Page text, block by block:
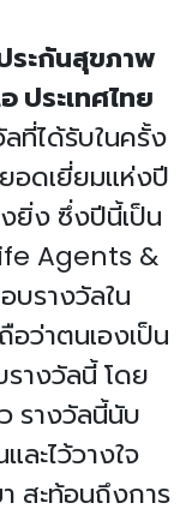
ะกันสุขภาพ
ประเทศไทย
ที่ได้รับในครั้ง
อดเยี่ยมแห่งปี
ยิ่ง ซึ่งปีนี้เป็น
Agents &
รางวัลใน
ว่าตนเองเป็น
างวัลนี้ โดย
รางวัลนี้นับ
ละไว้วางใจ
สะท้อนถึงการ